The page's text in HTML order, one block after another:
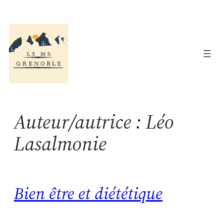
au
contenu
Auteur/autrice : Léo
Lasalmonie
Bien être et diététique